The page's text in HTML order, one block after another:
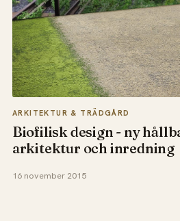
ARKITEKTUR & TRÄDGÅRD
Biofilisk design - ny
arkitektur och inredning
16 november 2015